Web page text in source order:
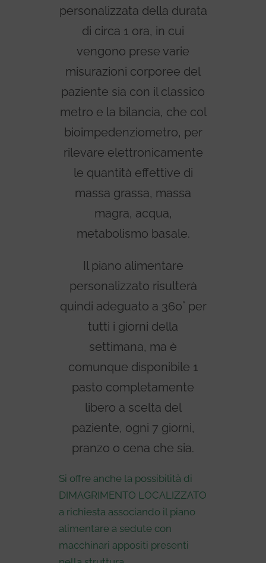
personalizzata della durata
di circa 1 ora, in cui
vengono prese varie
misurazioni corporee del
paziente sia con il classico
metro e la bilancia, che col
bioimpedenziometro, per
rilevare elettronicamente
le quantità effettive di
massa grassa, massa
magra, acqua,
metabolismo basale.
Il piano alimentare
personalizzato risulterà
quindi adeguato a 360° per
tutti i giorni della
settimana, ma è
comunque disponibile 1
pasto completamente
libero a scelta del
paziente, ogni 7 giorni,
pranzo o cena che sia.
Si offre anche la possibilità di
DIMAGRIMENTO LOCALIZZATO
a richiesta associando il piano
alimentare a sedute con
macchinari appositi presenti